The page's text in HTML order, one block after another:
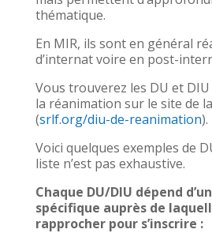
thématique.
En MIR, ils sont en général
d’internat voire en post-
Vous trouverez les DU et
la réanimation sur le site de la
(srlf.org/diu-de-reanimation).
Voici quelques exemples de
liste n’est pas exhaustive.
Chaque DU/DIU dépend
spécifique auprès de
rapprocher pour s’inscrire :